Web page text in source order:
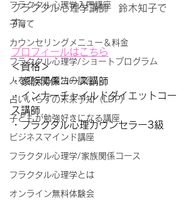
フラクタル心理学入門講座
子育て
カウンセリングメニュー＆料金
フラクタル心理学/ショートプログラム
人を変える魔法の講座
占いいらずの未来予知（LDP)
子どもが勉強好きになる講座
ビジネスマインド講座
フラクタル心理学/家族関係コース
フラクタル心理学とは
オンライン無料体験会
フラクタル心理学講師　鈴木知子で
す。
プロフィールはこちら
＜資格＞
・家族関係コース講師
・インナーチャイルドダイエットコー
ス講師
・フラクタル心理カウンセラー3級